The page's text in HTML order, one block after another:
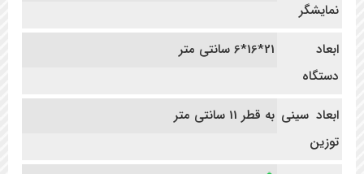
نمایشگر
ابعاد
دستگاه
21*16*6 سانتی متر
ابعاد سینی
توزین
به قطر 11 سانتی متر